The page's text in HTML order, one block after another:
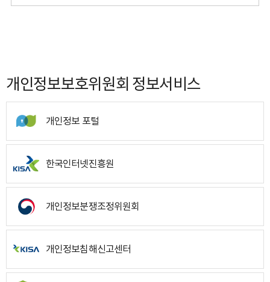
개인정보보호위원회 정보서비스
개인정보 포털
한국인터넷진흥원
개인정보분쟁조정위원회
개인정보침해신고센터